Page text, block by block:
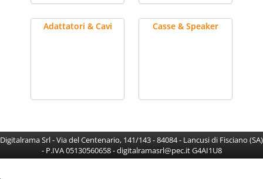
Elettrodomestici
Adattatori & Cavi Casse & Speaker
Digitalrama Srl - Via del Centenario, 141/143 - 84084 - Lancusi di Fisciano (SA)
- P.IVA 05130560658 - digitalramasrl@pec.it G4AI1U8